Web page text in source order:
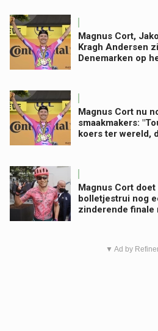
Magnus Cort,
Kragh Andersen
Denemarken op
Magnus Cort nu
smaakmakers:
koers ter wereld,
Magnus Cort
bolletjestrui nog
zinderende finale
▼ Ad by